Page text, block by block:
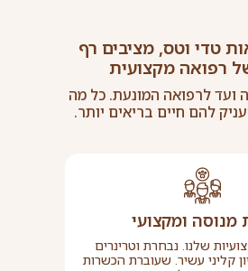
טדי וטס, מציבים רף
רפואה מקצועית
ועד לרפואה המונעת. כל מה
להם חיים בריאים יותר.
מנוסה ומקצועי
שלנו. נבחרת וטרינרים
קליני עשיר. שעוברת הכשרות